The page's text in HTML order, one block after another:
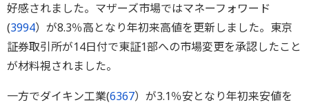
好感されました。マザーズ市場ではマネーフォワード
(3994）が8.3％高となり年初来高値を更新しました。東京
証券取引所が14日付で東証1部への市場変更を承認したこと
が材料視されました。
一方でダイキン工業(6367）が3.1％安となり年初来安値を